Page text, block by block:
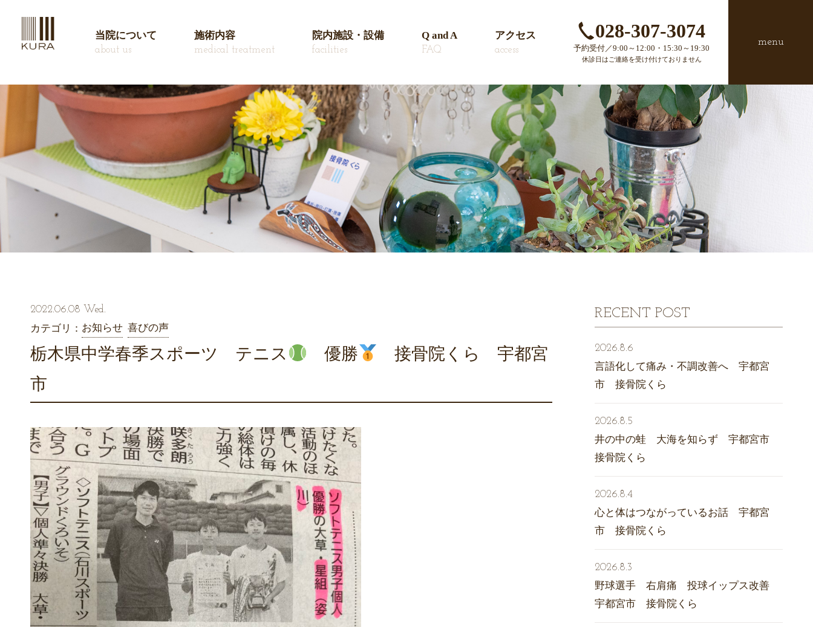
当院について
about us
施術内容
medical treatment
院内施設・設備
facilities
Q and A
FAQ
アクセス
access
028-307-3074
予約受付／9:00～12:00・15:30～19:30
休診日はご連絡を受け付けておりません
menu
2022.06.08 Wed.
カテゴリ： お知らせ 喜びの声
栃木県中学春季スポーツ テニス 優勝
接骨院くら 宇都宮
市
RECENT POST
言語化して痛み・不調改善へ 宇都宮
市 接骨院くら
2026.8.6
井の中の蛙 大海を知らず 宇都宮市
接骨院くら
2026.8.5
心と体はつながっているお話 宇都宮
市 接骨院くら
2026.8.4
野球選手 右肩痛 投球イップス改善
宇都宮市 接骨院くら
2026.8.3